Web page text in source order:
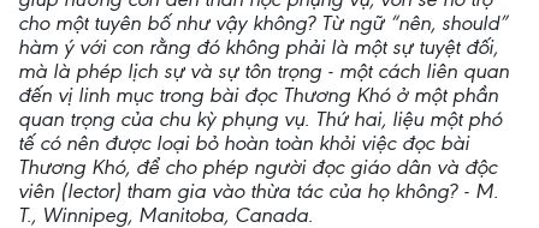
cho một tuyên bố như vậy không? Từ ngữ “nên, should”
hàm ý với con rằng đó không phải là một sự tuyệt đối,
mà là phép lịch sự và sự tôn trọng - một cách liên quan
đến vị linh mục trong bài đọc Thương Khó ở một phần
quan trọng của chu kỳ phụng vụ. Thứ hai, liệu một phó
tế có nên được loại bỏ hoàn toàn khỏi việc đọc bài
Thương Khó, để cho phép người đọc giáo dân và độc
viên (lector) tham gia vào thừa tác của họ không? - M.
T., Winnipeg, Manitoba, Canada.